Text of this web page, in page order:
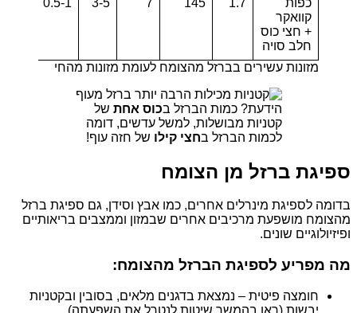
קוואקר
+ חצי כוס
חלב סויה
מזונות עשירים בברזל מהצומח לעומת מזונות מהחי
הידעת? כמות הברזל בכוס אחת של
קטניות מבושלות, למשל עדשים, דומה
לכמות הברזל בחצי קילו של חזה עוף!
ספיגת ברזל מן הצומח
בדומה לספיגת מינרלים אחרים, כמו אבץ וסידן, גם ספיגת ברזל
מהצומח מושפעת מרכיבים אחרים שבמזון וממצבים בריאותיים
ופיזיולוגיים שונים.
מה מפריע לספיגת הברזל מהצומח:
חומצה פיטית – נמצאת בדגנים מלאים, בסובין ובקטניות
יבשות (ראו בהמשך שיטות לנטרל את השפעתה)